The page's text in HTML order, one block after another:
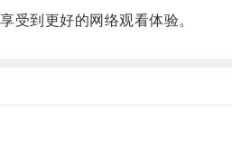
到更好的网络观看体验。